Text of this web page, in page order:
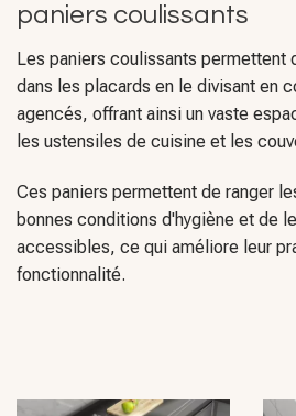
paniers coulissants
Les paniers coulissants permettent
dans les placards en le divisant en
agencés, offrant ainsi un vaste
les ustensiles de cuisine et les
Ces paniers permettent de ranger
bonnes conditions d'hygiène et de
accessibles, ce qui améliore leur
fonctionnalité.